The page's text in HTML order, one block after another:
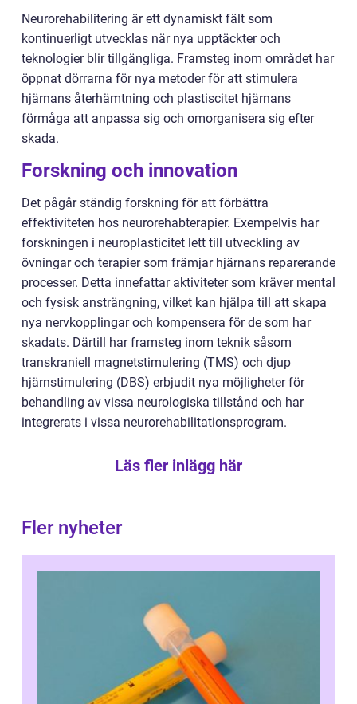
Neurorehabilitering är ett dynamiskt fält som
kontinuerligt utvecklas när nya upptäckter och
teknologier blir tillgängliga. Framsteg inom området har
öppnat dörrarna för nya metoder för att stimulera
hjärnans återhämtning och plastiscitet hjärnans
förmåga att anpassa sig och omorganisera sig efter
skada.
Forskning och innovation
Det pågår ständig forskning för att förbättra
effektiviteten hos neurorehabterapier. Exempelvis har
forskningen i neuroplasticitet lett till utveckling av
övningar och terapier som främjar hjärnans reparerande
processer. Detta innefattar aktiviteter som kräver mental
och fysisk ansträngning, vilket kan hjälpa till att skapa
nya nervkopplingar och kompensera för de som har
skadats. Därtill har framsteg inom teknik såsom
transkraniell magnetstimulering (TMS) och djup
hjärnstimulering (DBS) erbjudit nya möjligheter för
behandling av vissa neurologiska tillstånd och har
integrerats i vissa neurorehabilitationsprogram.
Läs fler inlägg här
Fler nyheter